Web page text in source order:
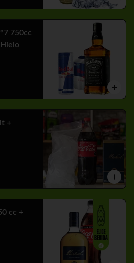
750cc
+
cc +